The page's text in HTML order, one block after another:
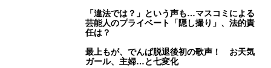
「違法では？」という声も…マスコミによる
芸能人のプライベート「隠し撮り」、法的責
任は？
最上もが、でんぱ脱退後初の歌声！ お天気
ガール、主婦…と七変化